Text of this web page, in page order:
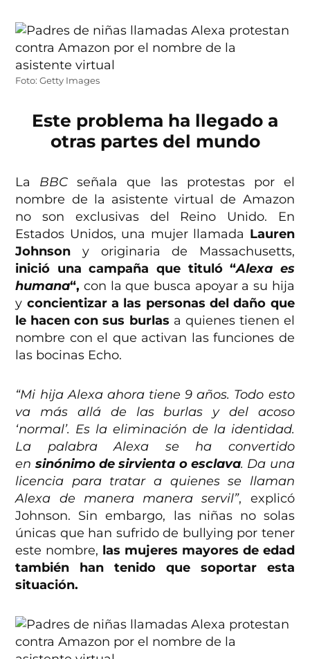
Foto: Getty Images
Este problema ha llegado a
otras partes del mundo
La BBC señala que las protestas por el
nombre de la asistente virtual de Amazon
no son exclusivas del Reino Unido. En
Estados Unidos, una mujer llamada Lauren
Johnson y originaria de Massachusetts,
inició una campaña que tituló “Alexa es
humana“, con la que busca apoyar a su hija
y concientizar a las personas del daño que
le hacen con sus burlas a quienes tienen el
nombre con el que activan las funciones de
las bocinas Echo.
“Mi hija Alexa ahora tiene 9 años. Todo esto
va más allá de las burlas y del acoso
‘normal’. Es la eliminación de la identidad.
La palabra Alexa se ha convertido
en sinónimo de sirvienta o esclava. Da una
licencia para tratar a quienes se llaman
Alexa de manera manera servil”, explicó
Johnson. Sin embargo, las niñas no solas
únicas que han sufrido de bullying por tener
este nombre, las mujeres mayores de edad
también han tenido que soportar esta
situación.